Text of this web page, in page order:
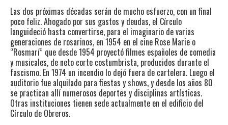
Las dos próximas décadas serán de mucho esfuerzo, con un final
poco feliz. Ahogado por sus gastos y deudas, el Círculo
languideció hasta convertirse, para el imaginario de varias
generaciones de rosarinos, en 1954 en el cine Rose Marie o
“Rosmarí” que desde 1954 proyectó filmes españoles de comedia
y musicales, de neto corte costumbrista, producidos durante el
fascismo. En 1974 un incendio lo dejó fuera de cartelera. Luego el
auditorio fue alquilado para fiestas y shows, y desde los años 80
se practican allí numerosos deportes y disciplinas artísticas.
Otras instituciones tienen sede actualmente en el edificio del
Círculo de Obreros.